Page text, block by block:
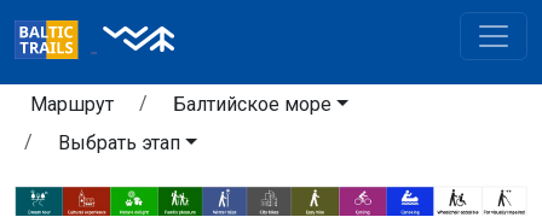
Маршрут
Балтийское море
Выбрать этап